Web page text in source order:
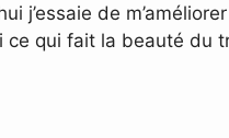
j’essaie de
ce qui fait la beauté du